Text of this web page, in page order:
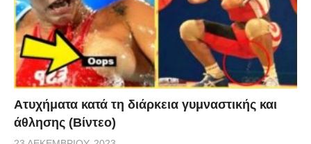
Aτυχήματα κατά τη διάρκεια γυμναστικής και
άθλησης (Βίντεο)